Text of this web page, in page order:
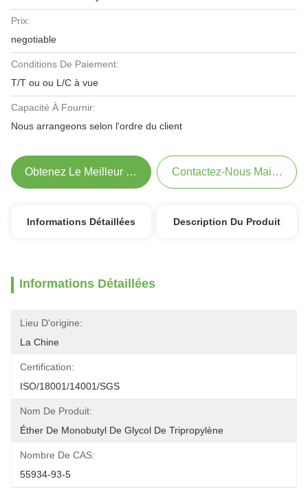
Prix:
negotiable
Conditions De Paiement:
T/T ou ou L/C à vue
Capacité À Fournir:
Nous arrangeons selon l'ordre du client
Obtenez Le Meilleur Prix Contactez-Nous Maintenant
Informations Détaillées Description Du Produit
Informations Détaillées
Lieu D'origine:
La Chine
Certification:
ISO/18001/14001/SGS
Nom De Produit:
Éther De Monobutyl De Glycol De Tripropylène
Nombre De CAS:
55934-93-5